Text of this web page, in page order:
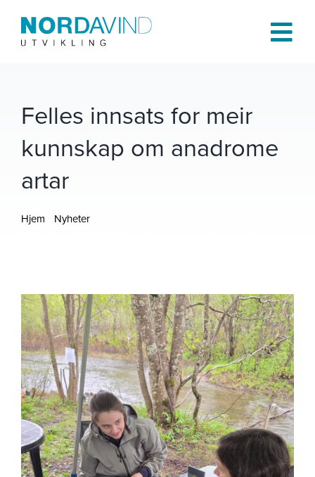
Om oss
Tjenester
Om oss
Felles innsats for meir
kunnskap om anadrome
artar
Hjem
Nyheter